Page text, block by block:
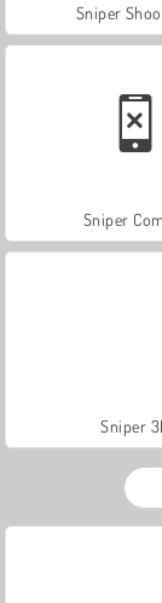
Sniper
Sniper
Sniper